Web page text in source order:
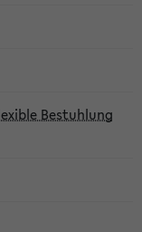
Bestuhlung